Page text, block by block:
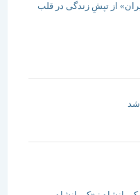
تپشِ زندگی در قلب